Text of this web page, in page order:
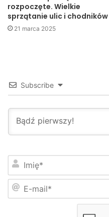
rozpoczęte. Wielkie
sprzątanie ulic i chodników
21 marca 2025
Subscribe